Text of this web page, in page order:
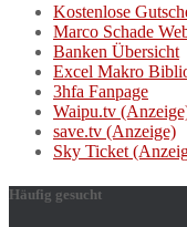
Kostenlose
Marco Schade
Banken Übersicht
Excel Makro
3hfa Fanpage
Waipu.tv
save.tv (Anzeige)
Sky Ticket
Häufig gesucht